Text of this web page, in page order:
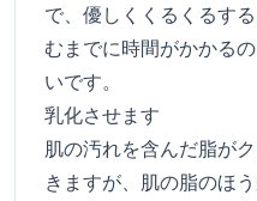
で、優しくくるくるす
むまでに時間がかかる
いです。
乳化させます
肌の汚れを含んだ脂が
きますが、肌の脂のほ